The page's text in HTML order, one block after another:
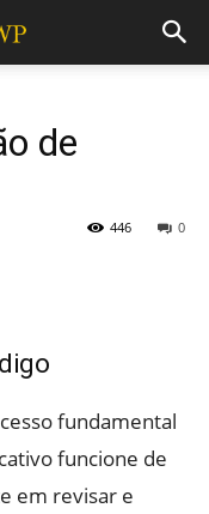
de
0
446
fundamental
funcione de
em revisar e